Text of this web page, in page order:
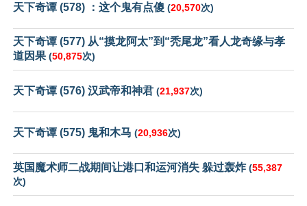
天下奇谭 (578) ：这个鬼有点傻 (20,570次)
天下奇谭 (577) 从“摸龙阿太”到“秃尾龙”看人龙奇缘与孝
道因果 (50,875次)
天下奇谭 (576) 汉武帝和神君 (21,937次)
天下奇谭 (575) 鬼和木马 (20,936次)
英国魔术师二战期间让港口和运河消失 躲过轰炸(55,387
次)